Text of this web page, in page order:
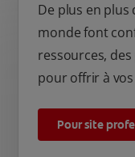
De plus en plus
monde font
ressources,
pour offrir à
Pour site